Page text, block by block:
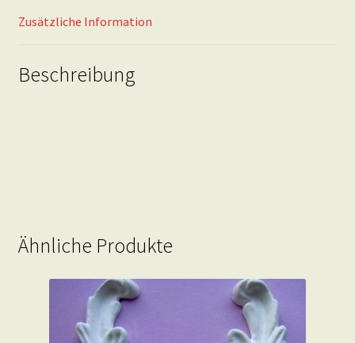
Zusätzliche Information
Beschreibung
Ähnliche Produkte